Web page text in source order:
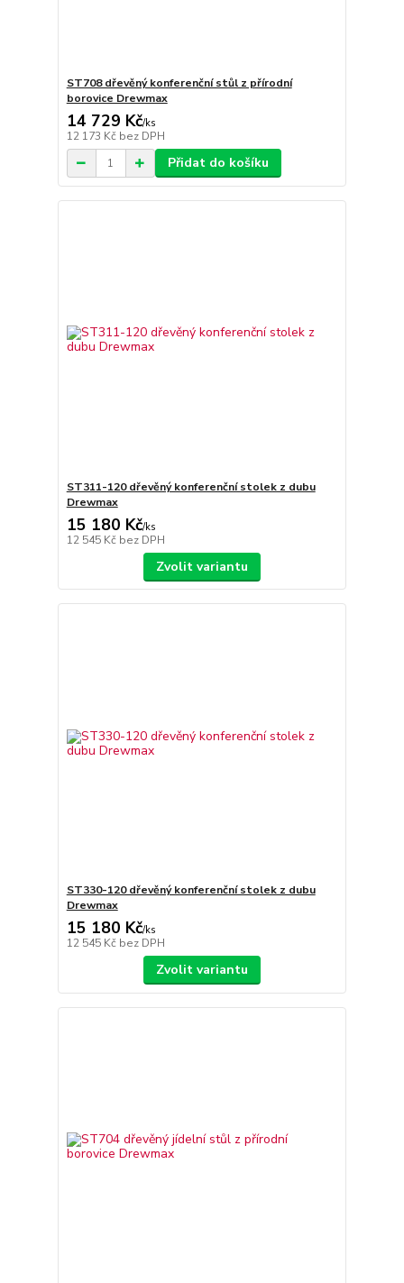
ST708 dřevěný konferenční stůl z přírodní
borovice Drewmax
14 729 Kč/ks
12 173 Kč bez DPH
Přidat do košíku
ST311-120 dřevěný konferenční stolek z dubu
Drewmax
15 180 Kč/ks
12 545 Kč bez DPH
Zvolit variantu
ST330-120 dřevěný konferenční stolek z dubu
Drewmax
15 180 Kč/ks
12 545 Kč bez DPH
Zvolit variantu